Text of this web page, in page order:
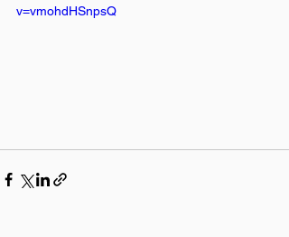
v=vmohdHSnpsQ